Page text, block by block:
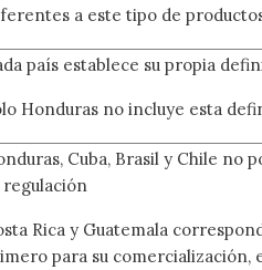
a este tipo de
país establece su propia
Honduras no incluye esta
Cuba, Brasil y Chile no
regulación
Rica y Guatemala
para su comercialización,